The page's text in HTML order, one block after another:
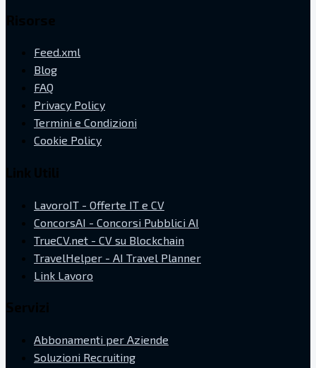
Feed.xml
Blog
FAQ
Privacy Policy
Termini e Condizioni
Cookie Policy
LavoroIT - Offerte IT e CV
ConcorsAI - Concorsi Pubblici AI
TrueCV.net - CV su Blockchain
TravelHelper - AI Travel Planner
Link Lavoro
Abbonamenti per Aziende
Soluzioni Recruiting